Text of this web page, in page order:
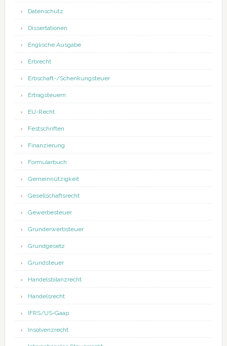
Datenschutz
Dissertationen
Englische Ausgabe
Erbrecht
Erbschaft-/Schenkungsteuer
Ertragsteuern
EU-Recht
Festschriften
Finanzierung
Formularbuch
Gemeinnützigkeit
Gesellschaftsrecht
Gewerbesteuer
Grunderwerbsteuer
Grundgesetz
Grundsteuer
Handelsbilanzrecht
Handelsrecht
IFRS/US-Gaap
Insolvenzrecht